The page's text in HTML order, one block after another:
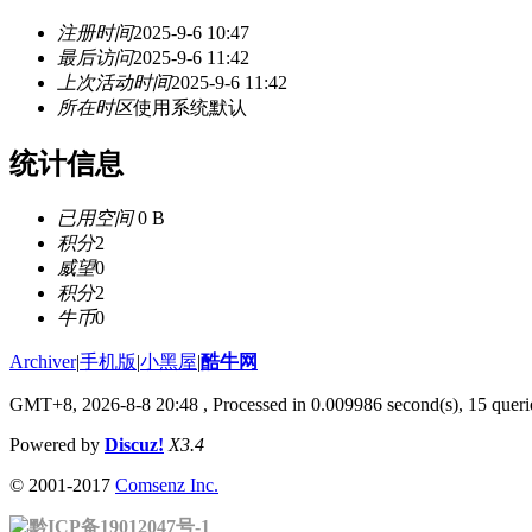
注册时间2025-9-6 10:47
最后访问2025-9-6 11:42
上次活动时间2025-9-6 11:42
所在时区使用系统默认
统计信息
已用空间0 B
积分2
威望0
积分2
牛币0
Archiver|手机版|小黑屋|酷牛网
GMT+8, 2026-8-8 20:48 , Processed in 0.009986 second(s), 15
Powered by Discuz! X3.4
© 2001-2017 Comsenz Inc.
黔ICP备19012047号-1